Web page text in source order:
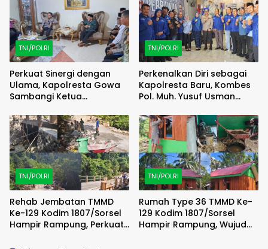
TNI/POLRI
Perkuat Sinergi dengan
Ulama, Kapolresta Gowa
Sambangi Ketua
TNI/POLRI
Perkenalkan Diri sebagai
Kapolresta Baru, Kombes
Pol. Muh. Yusuf Usman
dengan DPC Demokrat
Gowa
TNI/POLRI
Rehab Jembatan TMMD
Ke-129 Kodim 1807/Sorsel
Hampir Rampung, Perkuat
TNI/POLRI
Rumah Type 36 TMMD Ke-
129 Kodim 1807/Sorsel
Hampir Rampung, Wujud